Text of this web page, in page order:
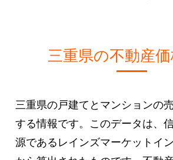
三重県の不動産
三重県の戸建てとマンションの
する情報です。このデータは、
源であるレインズマーケットイ